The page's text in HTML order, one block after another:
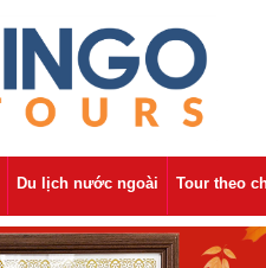
Du lịch nước ngoài Tour theo